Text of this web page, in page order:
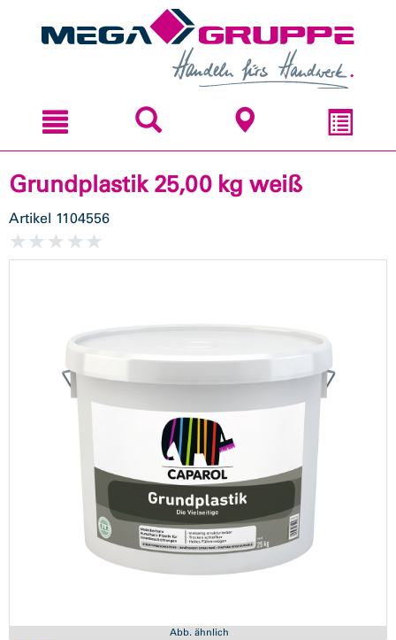
Grundplastik 25,00 kg weiß
Artikel 1104556
Abb. ähnlich